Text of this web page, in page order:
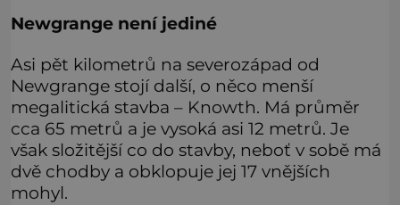
Newgrange není jediné
Asi pět kilometrů na severozápad od
Newgrange stojí další, o něco menší
megalitická stavba – Knowth. Má průměr
cca 65 metrů a je vysoká asi 12 metrů. Je
však složitější co do stavby, neboť v sobě má
dvě chodby a obklopuje jej 17 vnějších
mohyl.